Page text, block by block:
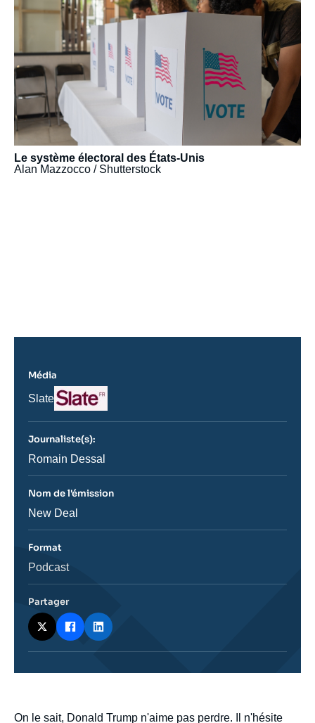
Le système électoral des États-Unis
Alan Mazzocco / Shutterstock
body
On le sait, Donald Trump n'aime pas perdre. Il n'hésite
Média
Nom
journal,
ou
émission
Slate
Logo
Journaliste(s):
Journaliste
Romain Dessal
Nom de l'émission
Nom
New Deal
Format
Catégorie
Podcast
Partager